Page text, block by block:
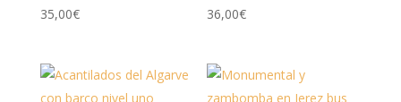
35,00€
36,00€